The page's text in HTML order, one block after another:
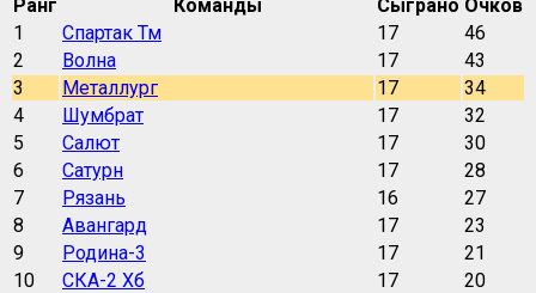
Ранг Команды Сыграно Очков
1
Спартак Тм 17
46
2
Волна 17
43
3
Металлург 17
34
4
Шумбрат 17
32
5
Салют 17
30
6
Сатурн 17
28
7
Рязань 16
27
8
Авангард 17
23
9
Родина-3 17
21
10
СКА-2 Хб 17
20